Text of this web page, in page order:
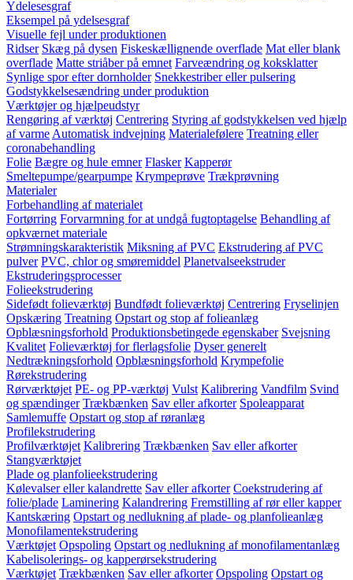
Ydelesesgraf
Eksempel på ydelsesgraf
Visuelle fejl under produktionen
Ridser Skæg på dysen Fiskeskællignende overflade Mat eller blank
overflade Matte striåber på emnet Farveændring og koksklatter
Synlige spor efter dornholder Snekkestriber eller pulsering
Godstykkelsesændring under produktion
Værktøjer og hjælpeudstyr
Rengøring af værktøj Centrering Styring af godstykkelsen ved hjælp
af varme Automatisk indvejning Materialefølere Treatning eller
coronabehandling
Folie Bægre og hule emner Flasker Kapperør
Smeltepumpe/gearpumpe Krympeprøve Trækprøvning
Materialer
Forbehandling af materialet
Fortørring Forvarmning for at undgå fugtoptagelse Behandling af
opkværnet materiale
Strømningskarakteristik Miksning af PVC Ekstrudering af PVC
pulver PVC, chlor og smøremiddel Planetvalseekstruder
Ekstruderingsprocesser
Folieekstrudering
Sidefødt folieværktøj Bundfødt folieværktøj Centrering Fryselinjen
Opskæring Treatning Opstart og stop af folieanlæg
Opblæsningsforhold Produktionsbetingede egenskaber Svejsning
Kvalitet Folieværktøj for flerlagsfolie Dyser generelt
Nedtrækningsforhold Opblæsningsforhold Krympefolie
Rørekstrudering
Rørværktøjet PE- og PP-værktøj Vulst Kalibrering Vandfilm Svind
og spændinger Trækbænken Sav eller afkorter Spoleapparat
Samlemuffe Opstart og stop af røranlæg
Profilekstrudering
Profilværktøjet Kalibrering Trækbænken Sav eller afkorter
Stangværktøjet
Plade og planfolieekstrudering
Kølevalser eller kalandrette Sav eller afkorter Coekstrudering af
folie/plade Laminering Kalandrering Fremstilling af rør eller kapper
Kantskæring Opstart og nedlukning af plade- og planfolieanlæg
Monofilamentekstrudering
Værktøjet Opspoling Opstart og nedlukning af monofilamentanlæg
Kabelisolerings- og kapperørsekstrudering
Værktøjet Trækbænken Sav eller afkorter Opspoling Opstart og